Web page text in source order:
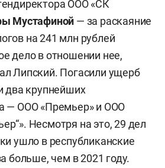
ООО «СК
Мустафиной — за раскаяние
на 241 млн рублей
дело в отношении нее,
Липский. Погасили ущерб
два крупнейших
— ООО «Премьер» и ООО
Несмотря на это, 29 дел
ушло в республиканские
больше, чем в 2021 году.